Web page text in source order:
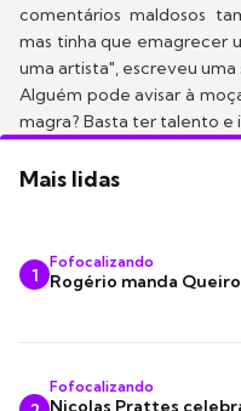
comentários maldosos
mas tinha que emagrecer
uma artista", escreveu uma
Alguém pode avisar à
magra? Basta ter talento e
Mais lidas
1
Fofocalizando
Rogério manda
Fofocalizando
Nicolas Prattes